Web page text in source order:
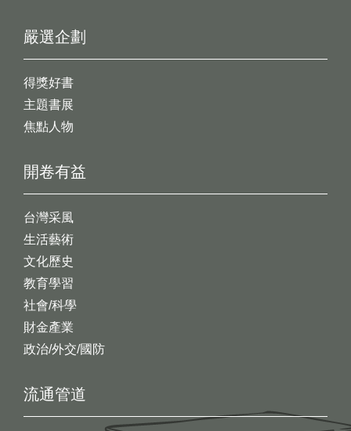
開卷有益
台灣采風
生活藝術
文化歷史
教育學習
社會/科學
財金產業
政治/外交/國防
嚴選企劃
得獎好書
主題書展
焦點人物
流通管道